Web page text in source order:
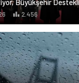
Büyükşehir
2.456